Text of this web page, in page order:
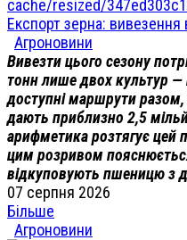
Експорт зерна:
Агроновини
Вивезти цього сезону
тонн лише двох культур —
доступні маршрути
дають приблизно 2,5
арифметика розтягує цей
цим розривом
відкуповують пшеницю з
07 серпня 2026
Більше
Агроновини